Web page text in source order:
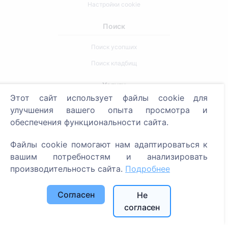
Настройки cookie
Поиск
Поиск усопших
Поиск кладбищ
Услуги
Контакты
SIA "CEMETY", LV40103618951
371 29144816
info@cemety.lv
Мы работаем по всей стране!
Этот сайт использует файлы cookie для
улучшения вашего опыта просмотра и
обеспечения функциональности сайта.
Файлы cookie помогают нам адаптироваться к
вашим потребностям и анализировать
производительность сайта. Подробнее
Согласен
Не
согласен